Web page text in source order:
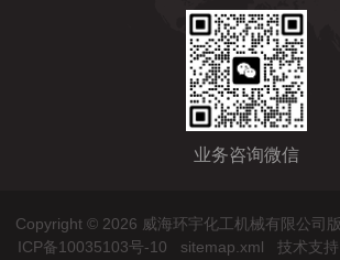
业务咨询微信
Copyright © 2026 威海环宇化工机械有限公司
ICP备10035103号-10
sitemap.xml 技术支持